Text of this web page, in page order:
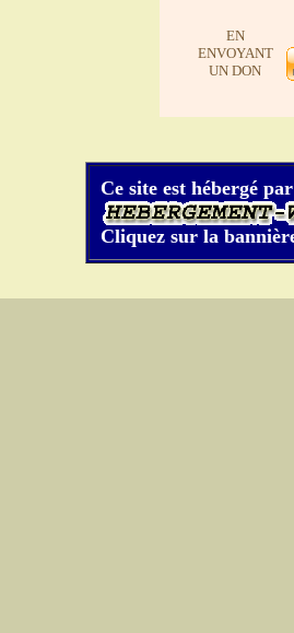
EN
ENVOYANT
UN DON
Ce site est hébergé
Cliquez sur la